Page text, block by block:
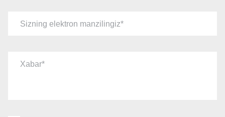
Sizning elektron manzilingiz
Xabar